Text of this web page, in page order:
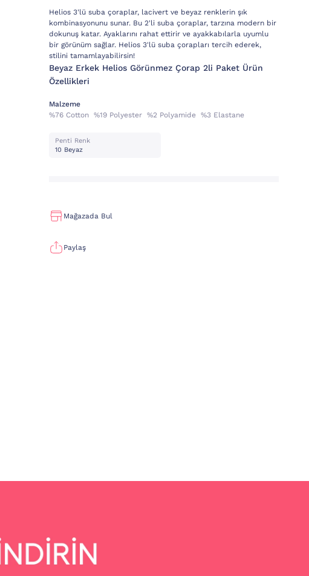
Helios 3'lü suba çoraplar, lacivert ve beyaz renklerin şık
kombinasyonunu sunar. Bu 2'li suba çoraplar, tarzına modern bir
dokunuş katar. Ayaklarını rahat ettirir ve ayakkabılarla uyumlu
bir görünüm sağlar. Helios 3'lü suba çorapları tercih ederek,
stilini tamamlayabilirsin!
Beyaz Erkek Helios Görünmez Çorap 2li Paket Ürün
Özellikleri
Malzeme
%76 Cotton %19 Polyester %2 Polyamide %3 Elastane
Penti Renk
10 Beyaz
Mağazada Bul
Paylaş